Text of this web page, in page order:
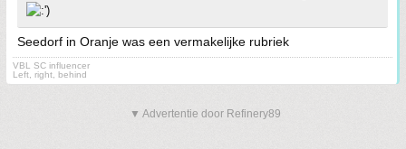
Seedorf in Oranje was een vermakelijke rubriek
VBL SC influencer
Left, right, behind
▼ Advertentie door Refinery89